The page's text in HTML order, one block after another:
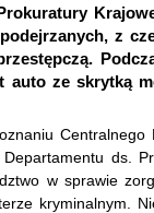
z
auto ze skrytką
Departamentu ds.
w sprawie
kryminalnym.